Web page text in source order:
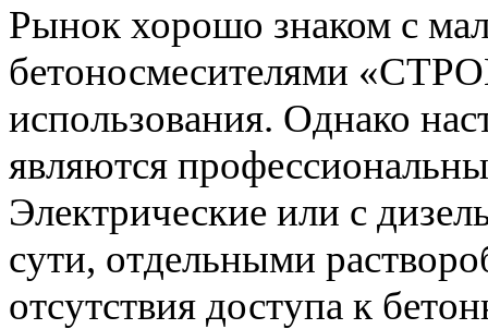
Рынок хорошо знаком с
бетоносмесителями
использования. Однако
являются
Электрические или с
сути, отдельными
отсутствия доступа к